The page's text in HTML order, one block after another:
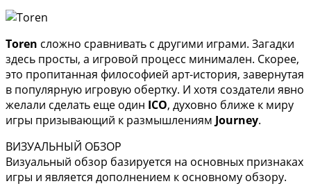
Toren сложно сравнивать с другими играми. Загадки
здесь просты, а игровой процесс минимален. Скорее,
это пропитанная философией арт-история, завернутая
в популярную игровую обертку. И хотя создатели явно
желали сделать еще один ICO, духовно ближе к миру
игры призывающий к размышлениям Journey.
ВИЗУАЛЬНЫЙ ОБЗОР
Визуальный обзор базируется на основных признаках
игры и является дополнением к основному обзору.